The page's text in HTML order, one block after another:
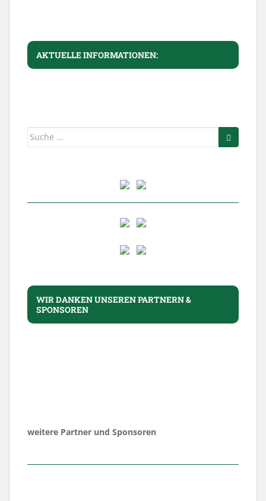
AKTUELLE INFORMATIONEN:
Suche
WIR DANKEN UNSEREN PARTNERN &
SPONSOREN
weitere Partner und Sponsoren